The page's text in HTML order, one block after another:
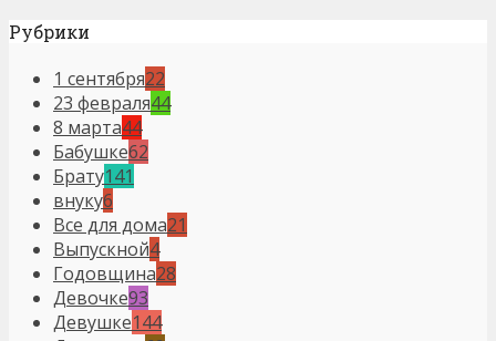
Рубрики
1 сентября22
23 февраля44
8 марта44
Бабушке62
Брату141
внуку6
Все для дома21
Выпускной4
Годовщина28
Девочке93
Девушке144